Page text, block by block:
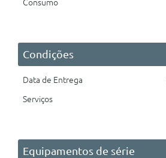
Consumo
Condições
Data de Entrega
Serviços
Equipamentos de série